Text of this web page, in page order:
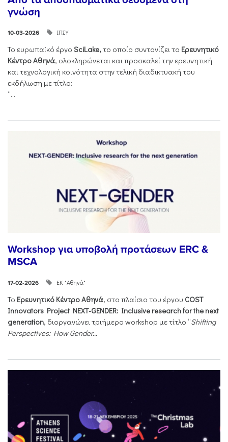
γνώση
10-03-2026 ΙΠΣΥ
Το ευρωπαϊκό έργο SciLake,το οποίο συντονίζει το Ερευνητικό
Κέντρο Αθηνά, ολοκληρώνεται και προσκαλεί την ερευνητική
και τεχνολογική κοινότητα στην τελική διαδικτυακή του
εκδήλωση με τίτλο:
“...
Workshop για υποβολή προτάσεων ERC &
MSCA
17-02-2026 ΕΚ "Αθηνά"
Το Ερευνητικό Κέντρο Αθηνά, στο πλαίσιο του έργου COST
Innovators Project NEXT-GENDER: Inclusive research for the next
generation, διοργανώνει τριήμερο workshop με τίτλο “Shifting
Perspectives: How Gender...